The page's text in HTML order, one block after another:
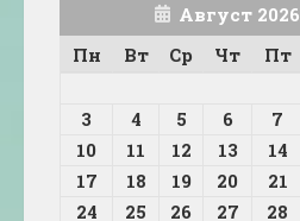
Август 2026
Пн
Вт Ср Чт Пт
3
4 5 6 7
10
11 12 13 14
17
18 19 20 21
24
25 26 27 28